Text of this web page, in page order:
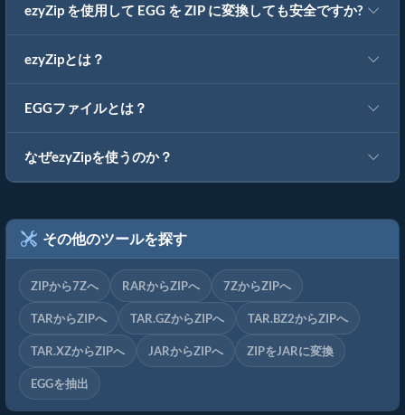
ezyZip を使用して EGG を ZIP に変換しても安全ですか?
ezyZipとは？
EGGファイルとは？
なぜezyZipを使うのか？
その他のツールを探す
ZIPから7Zへ RARからZIPへ 7ZからZIPへ
TARからZIPへ TAR.GZからZIPへ TAR.BZ2からZIPへ
TAR.XZからZIPへ JARからZIPへ ZIPをJARに変換
EGGを抽出